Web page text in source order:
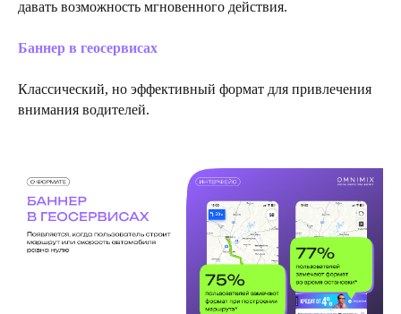
давать возможность мгновенного действия.
Баннер в геосервисах
Классический, но эффективный формат для привлечения
внимания водителей.